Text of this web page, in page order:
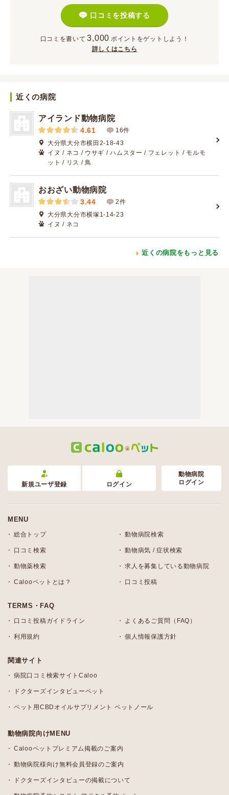
口コミを投稿する
口コミを書いて 3,000 ポイント をゲットしよう！
詳しくはこちら
近くの病院
アイランド動物病院
4.61
16件
大分県大分市横田2-18-43
イヌ / ネコ / ウサギ / ハムスター / フェレット / モルモ
ット / リス / 鳥
おおざい動物病院
3.44
2件
大分県大分市横塚1-14-23
イヌ / ネコ
近くの病院をもっと見る
新規ユーザ登録 ログイン
動物病院
ログイン
MENU
総合トップ 動物病院検索
口コミ検索 動物病気 / 症状検索
動物薬検索 求人を募集している動物病院
Calooペットとは？ 口コミ投稿
TERMS・FAQ
口コミ投稿ガイドライン よくあるご質問（FAQ）
利用規約 個人情報保護方針
関連サイト
病院口コミ検索サイトCaloo
ドクターズインタビューペット
ペット用CBDオイルサプリメント ペットノール
動物病院向けMENU
Calooペットプレミアム掲載のご案内
動物病院様向け無料会員登録のご案内
ドクターズインタビューの掲載について